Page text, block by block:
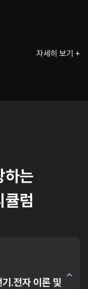
자세히 보기 +
하는
큘럼
.전자 이론 및